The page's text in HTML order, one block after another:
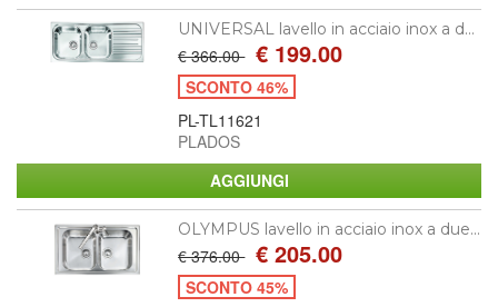
UNIVERSAL lavello in acciaio inox a d...
€ 366.00 € 199.00
SCONTO 46%
PL-TL11621
PLADOS
OLYMPUS lavello in acciaio inox a due...
€ 376.00 € 205.00
SCONTO 45%